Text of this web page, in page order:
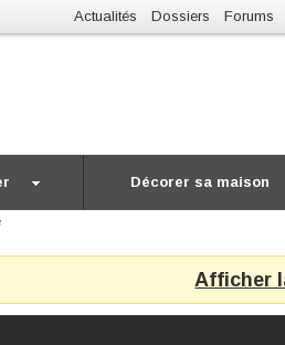
Actualités Dossiers Forums
Décorer sa maison
Afficher